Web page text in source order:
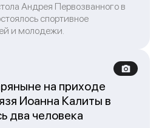
Андрея Первозванного в
спортивное
и молодежи.
на приходе
Иоанна Калиты в
два человека